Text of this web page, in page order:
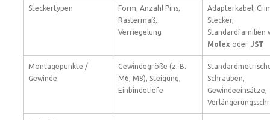
Steckertypen
Form, Anzahl Pins,
Rastermaß,
Verriegelung
Adapterkabel,
Stecker,
Standardfamilien
Molex oder JST
Montagepunkte /
Gewinde
Gewindegröße (z. B.
M6, M8), Steigung,
Einbindetiefe
Schrauben,
Gewindeeinsätze,